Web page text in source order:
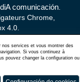
comunicación.
Chrome,
4.0.
nos services et vous montrer des
Si vous continuez à
pouvez changer la configuration ou